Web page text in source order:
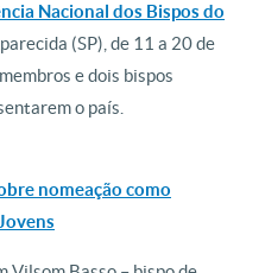
Nacional dos Bispos do
(SP), de 11 a 20 de
e dois bispos
o país.
nomeação como